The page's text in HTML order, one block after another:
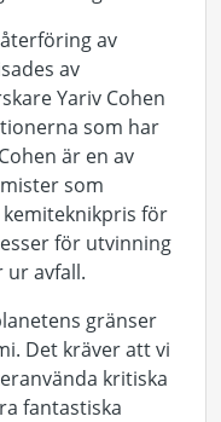
av
av
Yariv Cohen
som har
är en av
som
för
för utvinning
ur avfall.
gränser
Det kräver att vi
kritiska
fantastiska